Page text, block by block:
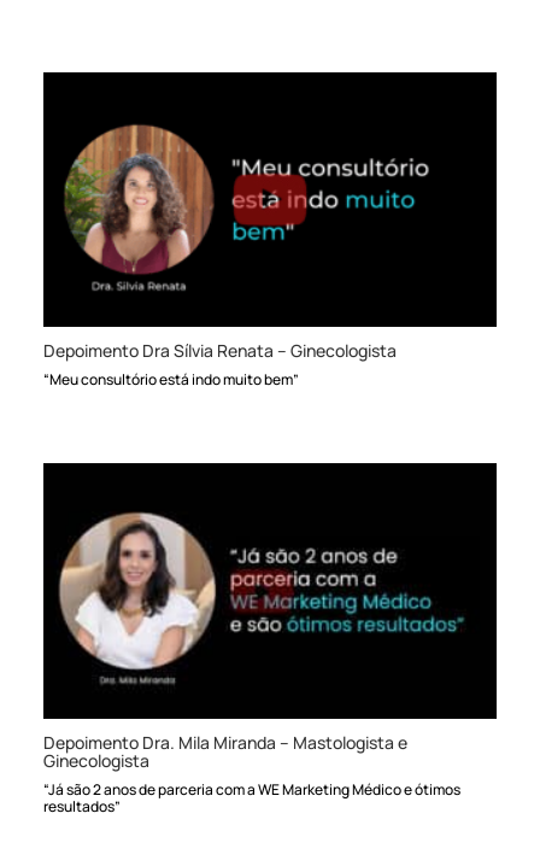
Depoimento Dra Sílvia Renata – Ginecologista
“Meu consultório está indo muito bem”
Depoimento Dra. Mila Miranda – Mastologista e
Ginecologista
“Já são 2 anos de parceria com a WE Marketing Médico e ótimos
resultados”